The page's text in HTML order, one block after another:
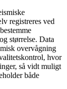
registreres ved
størrelse. Data
overvågning
hvor
så vidt muligt
både